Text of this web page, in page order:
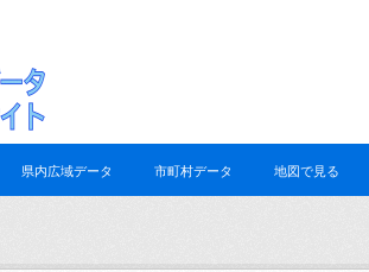
県内広域データ 市町村データ 地図で見る